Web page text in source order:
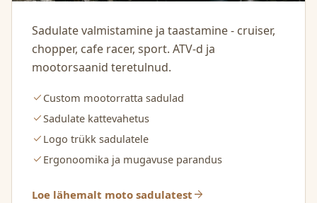
Sadulate valmistamine ja taastamine - cruiser,
chopper, cafe racer, sport. ATV-d ja
mootorsaanid teretulnud.
check Custom mootorratta sadulad
checkSadulate kattevahetus
check Logo trükk sadulatele
check Ergonoomika ja mugavuse parandus
Loe lähemalt moto sadulatest arrow_forward